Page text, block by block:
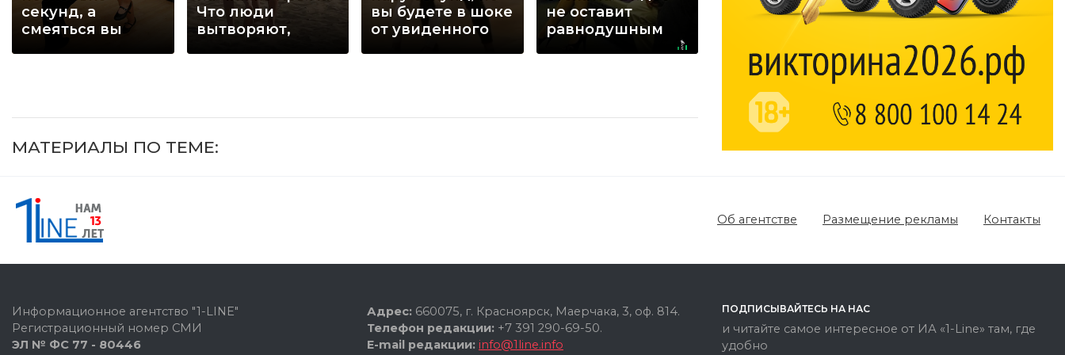
секунд, а
смеяться вы
Что люди
вытворяют,
вы будете в шоке
от увиденного
не оставит
равнодушным
видео
пересмотришь
вас без слов!
раз
МАТЕРИАЛЫ ПО ТЕМЕ:
Об агентстве Размещение рекламы Контакты
Информационное агентство "1-LINE"
Регистрационный номер СМИ
ЭЛ № ФС 77 - 80446
Адрес: 660075, г. Красноярск, Маерчака, 3, оф. 814.
Телефон редакции: +7 391 290-69-50.
E-mail редакции: info@1line.info
ПОДПИСЫВАЙТЕСЬ НА НАС
и читайте самое интересное от ИА «1-Line» там, где
удобно